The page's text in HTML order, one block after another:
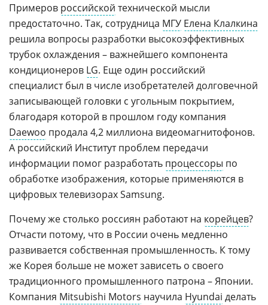
Примеров российской технической мысли
предостаточно. Так, сотрудница МГУ Елена Клалкина
решила вопросы разработки высокоэффективных
трубок охлаждения – важнейшего компонента
кондиционеров LG. Еще один российский
специалист был в числе изобретателей долговечной
записывающей головки с угольным покрытием,
благодаря которой в прошлом году компания
Daewoo продала 4,2 миллиона видеомагнитофонов.
А российский Институт проблем передачи
информации помог разработать процессоры по
обработке изображения, которые применяются в
цифровых телевизорах Samsung.
Почему же столько россиян работают на корейцев?
Отчасти потому, что в России очень медленно
развивается собственная промышленность. К тому
же Корея больше не может зависеть о своего
традиционного промышленного патрона – Японии.
Компания Mitsubishi Motors научила Hyundai делать